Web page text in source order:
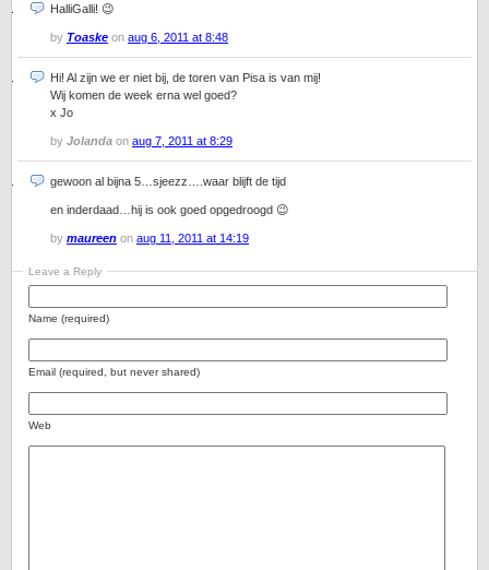
HalliGalli! 😉
by Toaske on aug 6, 2011 at 8:48
Hi! Al zijn we er niet bij, de toren van Pisa is van mij!
Wij komen de week erna wel goed?
x Jo
by Jolanda on aug 7, 2011 at 8:29
gewoon al bijna 5…sjeezz….waar blijft de tijd
en inderdaad…hij is ook goed opgedroogd 😉
by maureen on aug 11, 2011 at 14:19
Leave a Reply
Name (required)
Email (required, but never shared)
Web